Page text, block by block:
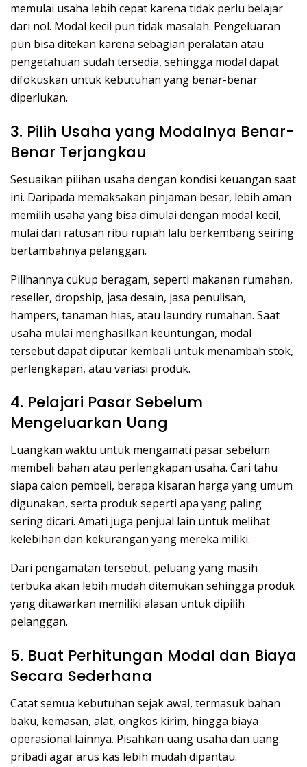
memulai usaha lebih cepat karena tidak perlu belajar
dari nol. Modal kecil pun tidak masalah. Pengeluaran
pun bisa ditekan karena sebagian peralatan atau
pengetahuan sudah tersedia, sehingga modal dapat
difokuskan untuk kebutuhan yang benar-benar
diperlukan.
3. Pilih Usaha yang Modalnya Benar-
Benar Terjangkau
Sesuaikan pilihan usaha dengan kondisi keuangan saat
ini. Daripada memaksakan pinjaman besar, lebih aman
memilih usaha yang bisa dimulai dengan modal kecil,
mulai dari ratusan ribu rupiah lalu berkembang seiring
bertambahnya pelanggan.
Pilihannya cukup beragam, seperti makanan rumahan,
reseller, dropship, jasa desain, jasa penulisan,
hampers, tanaman hias, atau laundry rumahan. Saat
usaha mulai menghasilkan keuntungan, modal
tersebut dapat diputar kembali untuk menambah stok,
perlengkapan, atau variasi produk.
4. Pelajari Pasar Sebelum
Mengeluarkan Uang
Luangkan waktu untuk mengamati pasar sebelum
membeli bahan atau perlengkapan usaha. Cari tahu
siapa calon pembeli, berapa kisaran harga yang umum
digunakan, serta produk seperti apa yang paling
sering dicari. Amati juga penjual lain untuk melihat
kelebihan dan kekurangan yang mereka miliki.
Dari pengamatan tersebut, peluang yang masih
terbuka akan lebih mudah ditemukan sehingga produk
yang ditawarkan memiliki alasan untuk dipilih
pelanggan.
5. Buat Perhitungan Modal dan Biaya
Secara Sederhana
Catat semua kebutuhan sejak awal, termasuk bahan
baku, kemasan, alat, ongkos kirim, hingga biaya
operasional lainnya. Pisahkan uang usaha dan uang
pribadi agar arus kas lebih mudah dipantau.